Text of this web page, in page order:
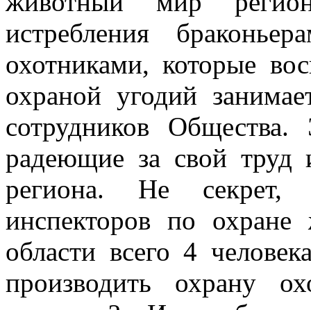
истребления
охотниками, которые
охраной угодий
сотрудников
радеющие за свой труд
региона. Не секрет,
инспекторов по охране
области всего 4
производить охрану